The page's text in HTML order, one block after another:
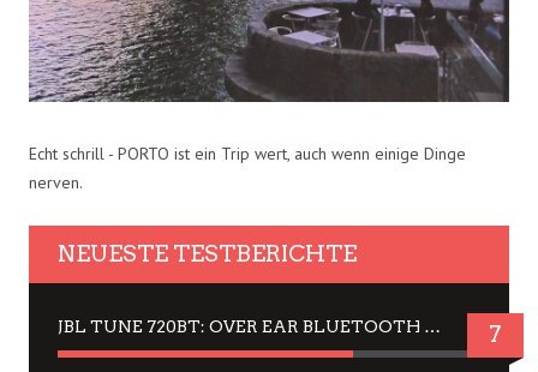
Echt schrill - PORTO ist ein Trip wert, auch wenn einige Dinge
nerven.
NEUESTE TESTBERICHTE
JBL TUNE 720BT: OVER EAR BLUETOOTH KOPFHÖRER UM DIE 50,-€ IM DAUER-TEST 7